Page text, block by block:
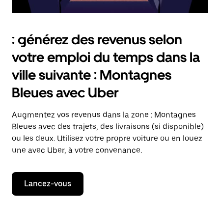
: générez des revenus selon
votre emploi du temps dans la
ville suivante : Montagnes
Bleues avec Uber
Augmentez vos revenus dans la zone : Montagnes
Bleues avec des trajets, des livraisons (si disponible)
ou les deux. Utilisez votre propre voiture ou en louez
une avec Uber, à votre convenance.
Lancez-vous